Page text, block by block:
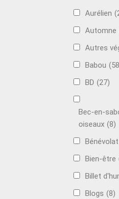
Aurélien
Automne
Autres
Babou
BD (27)
Bec-en-
oiseaux (8)
Bénévolat
Bien-être
Billet
Blogs (8)